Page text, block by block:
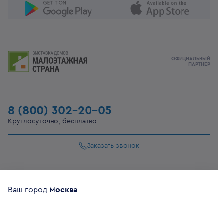
8 (800) 302-20-05
Круглосуточно, бесплатно
Заказать звонок
ОФИЦИАЛЬНЫЙ
ПАРТНЕР
Ваш город Москва